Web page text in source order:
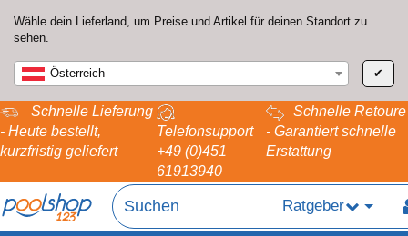
Wähle dein Lieferland, um Preise und Artikel für deinen Standort zu
sehen.
Österreich ✔
Schnelle Lieferung
- Heute bestellt,
kurzfristig geliefert
Telefonsupport
+49 (0)451
61913940
Schnelle Retoure
- Garantiert schnelle
Erstattung
Ratgeber